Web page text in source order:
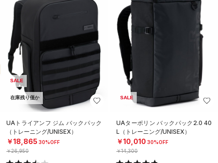
SALE
在庫残り僅か
UAトライアンフ ジム バックパック
（トレーニング/UNISEX）
￥18,865 30%OFF
￥26,950
SALE
UAターポリン バックパック2.0 40
L（トレーニング/UNISEX）
￥10,010 30%OFF
￥14,300